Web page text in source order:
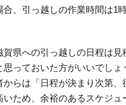
合、引っ越しの作業時間は1
賀県への引っ越しの日程は見
っておいた方がいいでしょ
からは「日程が決まり次第、
いため、余裕のあるスケジュ